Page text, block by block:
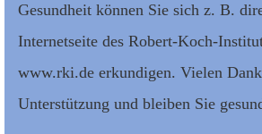
Gesundheit können Sie sich z. B.
Internetseite des Robert-Koch-
www.rki.de erkundigen. Vielen
Unterstützung und bleiben Sie